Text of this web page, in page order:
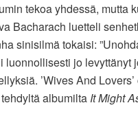
tekoa yhdessä, mutta
Bacharach luetteli
sinisilmä tokaisi:
luonnollisesti jo levyttänyt
’Wives And
albumilta It Might